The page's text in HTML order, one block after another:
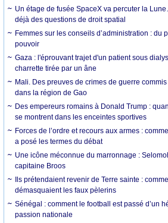
Un étage de fusée SpaceX va percuter la
déjà des questions de droit spatial
Femmes sur les conseils d’administration : du
pouvoir
Gaza : l'éprouvant trajet d'un patient sous
charrette tirée par un âne
Mali. Des preuves de crimes de guerre
dans la région de Gao
Des empereurs romains à Donald Trump :
se montrent dans les enceintes sportives
Forces de l’ordre et recours aux armes :
a posé les termes du débat
Une icône méconnue du marronnage :
capitaine Broos
Ils prétendaient revenir de Terre sainte :
démasquaient les faux pèlerins
Sénégal : comment le football est passé d’un
passion nationale